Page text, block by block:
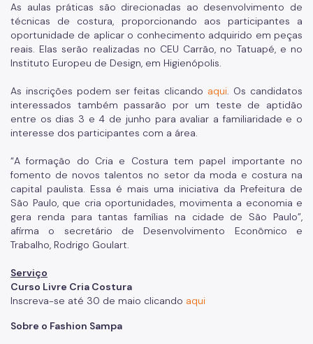
SP Negócios
Imprensa
Notícias
Diário Oficial Smdet
Atos Normativos
Emendas Parlamentares
Dúvidas Frequentes
Fale Conosco
Quem é Quem
As aulas práticas são direcionadas ao desenvolvimento de
técnicas de costura, proporcionando aos participantes a
oportunidade de aplicar o conhecimento adquirido em peças
reais. Elas serão realizadas no CEU Carrão, no Tatuapé, e no
Instituto Europeu de Design, em Higienópolis.
As inscrições podem ser feitas clicando aqui. Os candidatos
interessados também passarão por um teste de aptidão
entre os dias 3 e 4 de junho para avaliar a familiaridade e o
interesse dos participantes com a área.
“A formação do Cria e Costura tem papel importante no
fomento de novos talentos no setor da moda e costura na
capital paulista. Essa é mais uma iniciativa da Prefeitura de
São Paulo, que cria oportunidades, movimenta a economia e
gera renda para tantas famílias na cidade de São Paulo”,
afirma o secretário de Desenvolvimento Econômico e
Trabalho, Rodrigo Goulart.
Serviço
Curso Livre Cria Costura
Inscreva-se até 30 de maio clicando aqui
Sobre o Fashion Sampa